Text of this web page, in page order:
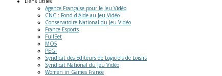
Agence Française pour le Jeu Vidéo
CNC : Fond d'Aide au Jeu Vidéo
Conservatoire National du Jeu Vidéo
France Esports
FullSet
MO5
PEGI
Syndicat des Editeurs de Logiciels de Loisirs
Syndicat National du Jeu Vidéo
Women in Games France